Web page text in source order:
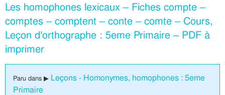
Les homophones lexicaux – Fiches compte –
comptes – comptent – conte – comte – Cours,
Leçon d’orthographe : 5eme Primaire – PDF à
imprimer
Paru dans ▶ Leçons - Homonymes, homophones : 5eme
Primaire